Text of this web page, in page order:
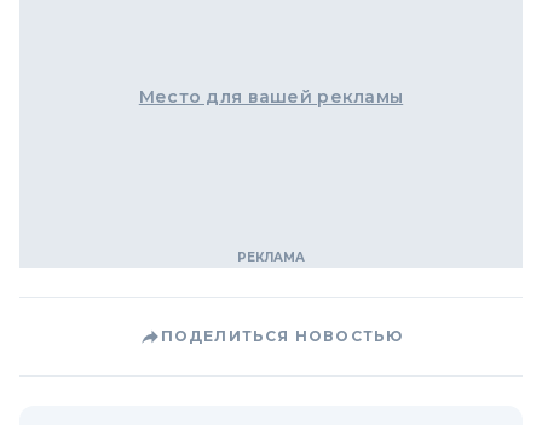
Место для вашей рекламы
ПОДЕЛИТЬСЯ НОВОСТЬЮ